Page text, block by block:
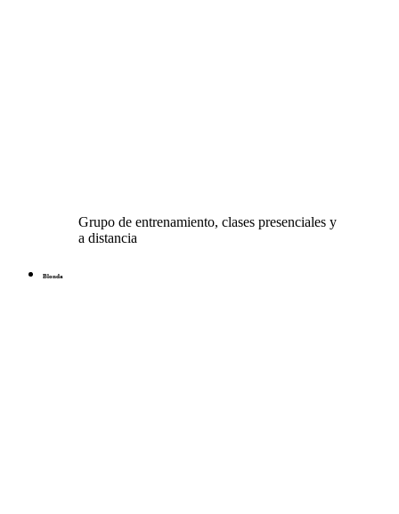
Grupo de entrenamiento, clases presenciales y
a distancia
Blonda